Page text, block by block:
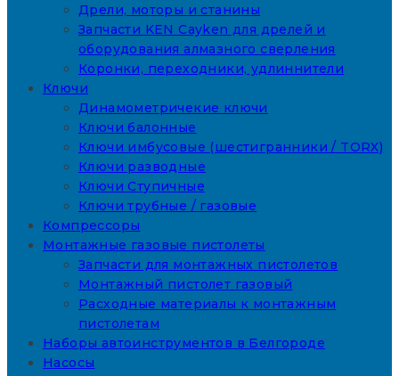
Дрели, моторы и станины
Запчасти KEN Cayken для дрелей и
оборудования алмазного сверления
Коронки, переходники, удлиннители
Ключи
Динамометричекие ключи
Ключи балонные
Ключи имбусовые (шестигранники / TORX)
Ключи разводные
Ключи Ступичные
Ключи трубные / газовые
Компрессоры
Монтажные газовые пистолеты
Запчасти для монтажных пистолетов
Монтажный пистолет газовый
Расходные материалы к монтажным
пистолетам
Наборы автоинструментов в Белгороде
Насосы